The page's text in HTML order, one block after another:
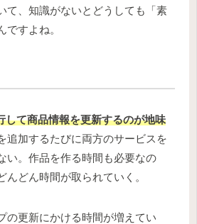
て、知識がないとどうしても「素
ですよね。
して商品情報を更新するのが地味
追加するたびに両方のサービスを
い。作品を作る時間も必要なの
んどん時間が取られていく。
の更新にかける時間が増えてい